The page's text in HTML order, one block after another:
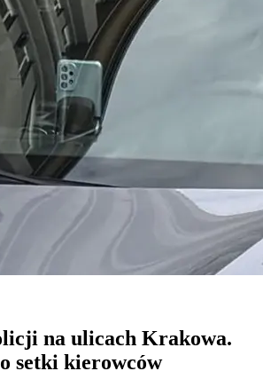
na ulicach Krakowa.
setki kierowców